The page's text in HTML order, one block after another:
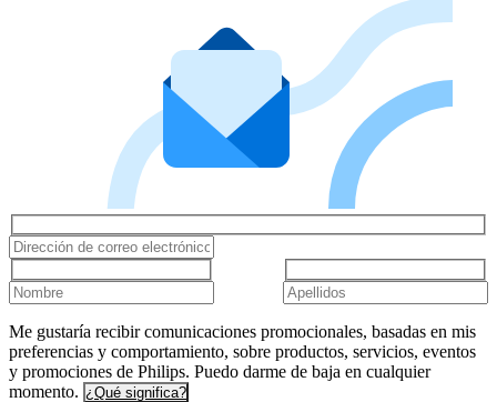
Me gustaría recibir comunicaciones promocionales, basadas en mis
preferencias y comportamiento, sobre productos, servicios, eventos
y promociones de Philips. Puedo darme de baja en cualquier
momento. ¿Qué significa?